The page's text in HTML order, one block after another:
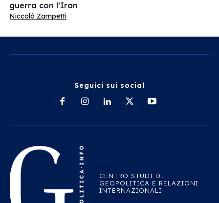
guerra con l’Iran
Niccolò Zampetti
Seguici sui social
CENTRO STUDI DI
GEOPOLITICA E RELAZIONI
INTERNAZIONALI